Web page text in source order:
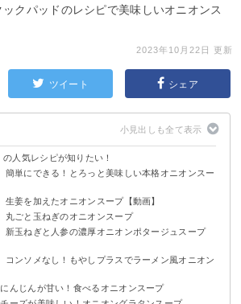
クパッドのレシピで美味しいオニオンス
2023年10月22日 更新
ツイート シェア
の人気レシピが知りたい！
簡単にできる！とろっと美味しい本格オニオンスー
生姜を加えたオニオンスープ【動画】
丸ごと玉ねぎのオニオンスープ
新玉ねぎと人参の濃厚オニオンポタージュスープ
コンソメなし！もやしプラスでラーメン風オニオン
にんじんが甘い！食べるオニオンスープ